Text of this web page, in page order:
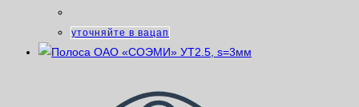
уточняйте в вацап